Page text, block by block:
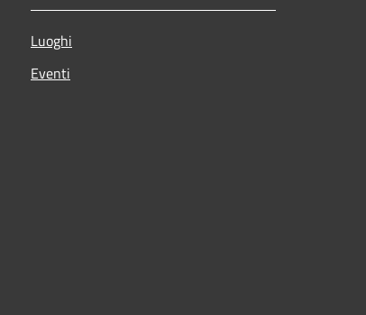
Luoghi
Eventi